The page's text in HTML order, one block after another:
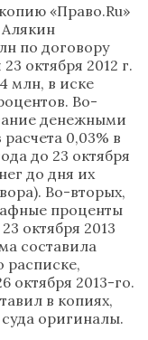
«Право.Ru»
Алякин
по договору
октября 2012 г.
млн, в иске
Во-
денежными
0,03% в
до 23 октября
до дня их
Во-вторых,
проценты
октября 2013
составила
расписке,
октября 2013-го.
в копиях,
оригиналы.